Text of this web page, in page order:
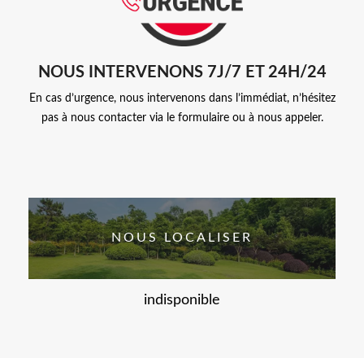
NOUS INTERVENONS 7J/7 ET 24H/24
En cas d’urgence, nous intervenons dans l’immédiat, n’hésitez
pas à nous contacter via le formulaire ou à nous appeler.
NOUS LOCALISER
indisponible